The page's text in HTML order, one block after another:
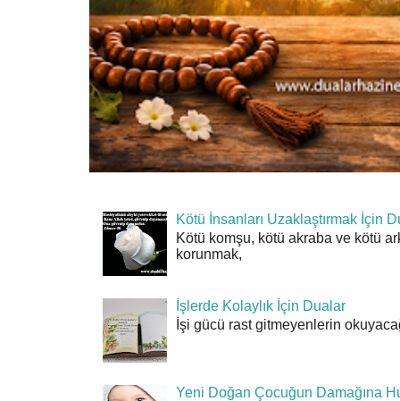
Kötü İnsanları Uzaklaştırmak İçin
Kötü komşu, kötü akraba ve kötü
korunmak,
İşlerde Kolaylık İçin Dualar
İşi gücü rast gitmeyenlerin
Yeni Doğan Çocuğun Damağına